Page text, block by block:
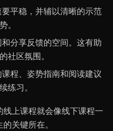
平稳，并辅以清晰的示范
。
分享反馈的空间。这有助
社区氛围。
程、姿势指南和阅读建议
练习。
上课程就会像线下课程一
关键所在。